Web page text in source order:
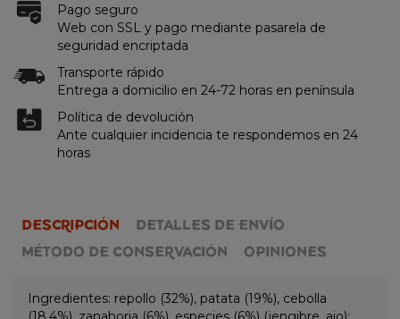
Pago seguro
Web con SSL y pago mediante pasarela de
seguridad encriptada
Transporte rápido
Entrega a domicilio en 24-72 horas en península
Política de devolución
Ante cualquier incidencia te respondemos en 24
horas
DESCRIPCIÓN
DETALLES DE ENVÍO
MÉTODO DE CONSERVACIÓN
OPINIONES
Ingredientes: repollo (32%), patata (19%), cebolla